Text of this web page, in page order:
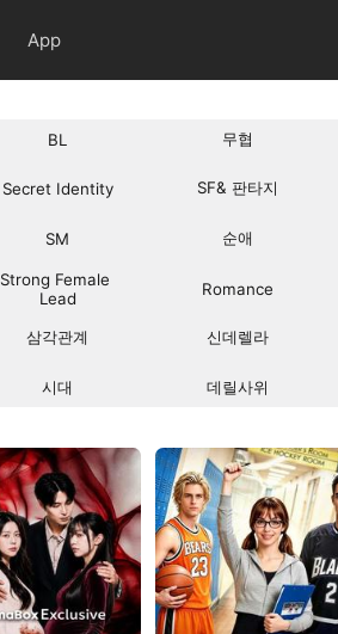
App
BL 무협
Secret Identity SF& 판타지
SM 순애
Strong Female
Lead
Romance
삼각관계 신데렐라
시대 데릴사위